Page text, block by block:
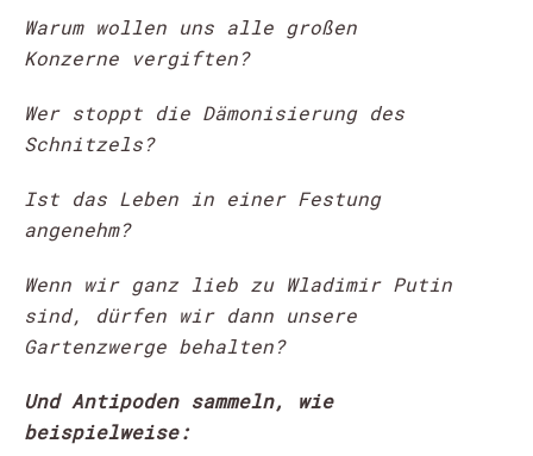
Warum wollen uns alle großen
Konzerne vergiften?
Wer stoppt die Dämonisierung des
Schnitzels?
Ist das Leben in einer Festung
angenehm?
Wenn wir ganz lieb zu Wladimir Putin
sind, dürfen wir dann unsere
Gartenzwerge behalten?
Und Antipoden sammeln, wie
beispielweise: